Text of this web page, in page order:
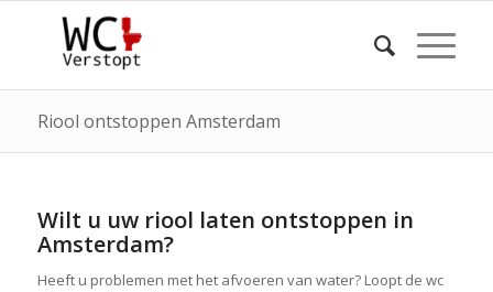
Riool ontstoppen Amsterdam
Wilt u uw riool laten ontstoppen in
Amsterdam?
Heeft u problemen met het afvoeren van water? Loopt de wc